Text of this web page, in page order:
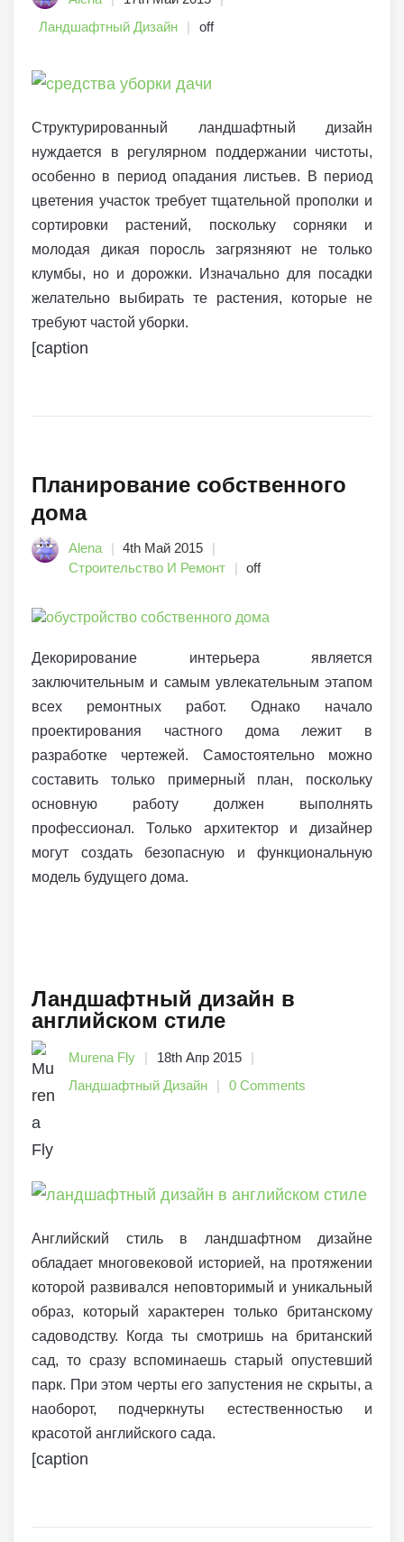
Ландшафтный Дизайн
off
Структурированный ландшафтный дизайн
нуждается в регулярном поддержании чистоты,
особенно в период опадания листьев. В период
цветения участок требует тщательной прополки и
сортировки растений, поскольку сорняки и
молодая дикая поросль загрязняют не только
клумбы, но и дорожки. Изначально для посадки
желательно выбирать те растения, которые не
требуют частой уборки.
[caption
Планирование собственного
дома
Alena
4th Май 2015
Строительство И Ремонт
off
Декорирование интерьера является
заключительным и самым увлекательным этапом
всех ремонтных работ. Однако начало
проектирования частного дома лежит в
разработке чертежей. Самостоятельно можно
составить только примерный план, поскольку
основную работу должен выполнять
профессионал. Только архитектор и дизайнер
могут создать безопасную и функциональную
модель будущего дома.
Ландшафтный дизайн в
английском стиле
Murena Fly
18th Апр 2015
Ландшафтный Дизайн
0 Comments
Английский стиль в ландшафтном дизайне
обладает многовековой историей, на протяжении
которой развивался неповторимый и уникальный
образ, который характерен только британскому
садоводству. Когда ты смотришь на британский
сад, то сразу вспоминаешь старый опустевший
парк. При этом черты его запустения не скрыты, а
наоборот, подчеркнуты естественностью и
красотой английского сада.
[caption